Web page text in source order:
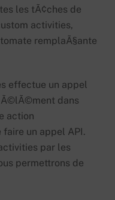
les tÃ¢ches de
activities,
remplaÃ§ante
effectue un appel
Ã©lÃ©ment dans
action
un appel API.
par les
permettrons de